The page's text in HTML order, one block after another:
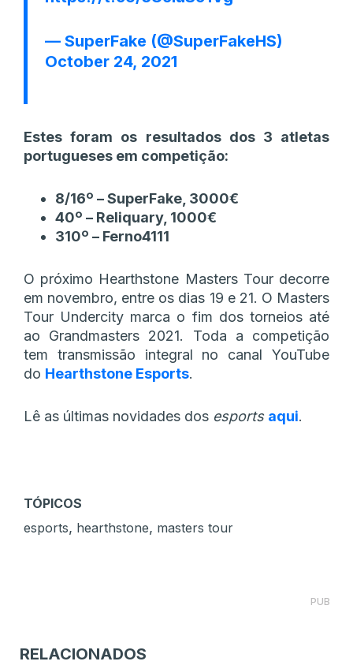
— SuperFake (@SuperFakeHS)
October 24, 2021
Estes foram os resultados dos 3 atletas
portugueses em competição:
8/16º – SuperFake, 3000€
40º – Reliquary, 1000€
310º – Ferno4111
O próximo Hearthstone Masters Tour decorre
em novembro, entre os dias 19 e 21. O Masters
Tour Undercity marca o fim dos torneios até
ao Grandmasters 2021. Toda a competição
tem transmissão integral no canal YouTube
do Hearthstone Esports.
Lê as últimas novidades dos esports aqui.
TÓPICOS
esports, hearthstone, masters tour
PUB
RELACIONADOS